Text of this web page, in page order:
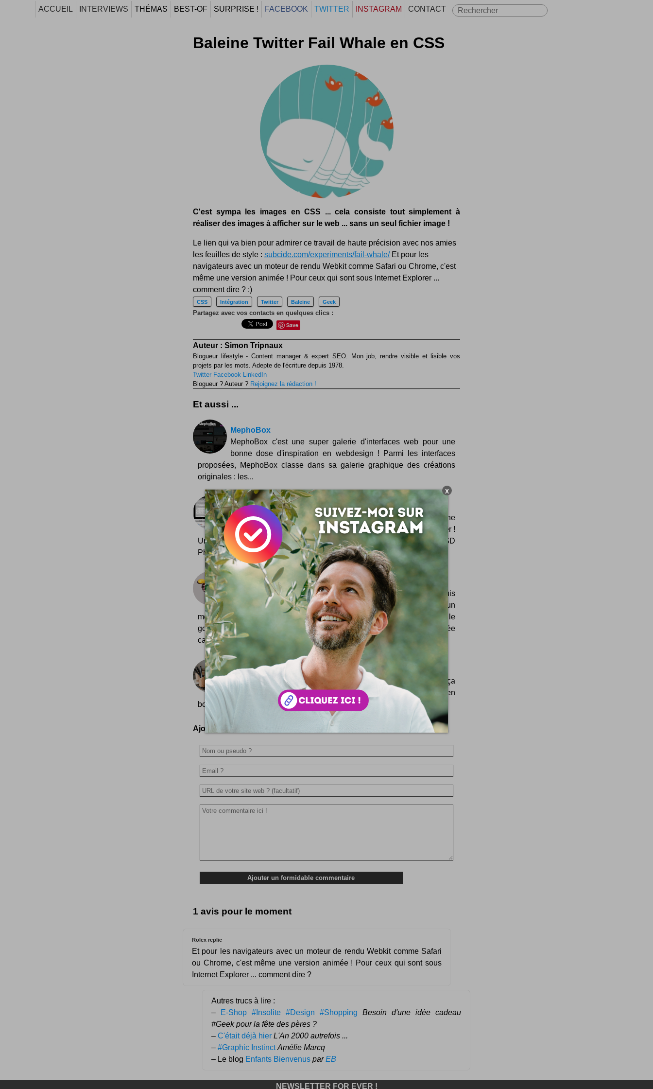
ACCUEIL INTERVIEWS THÉMAS BEST-OF SURPRISE ! FACEBOOK TWITTER INSTAGRAM CONTACT
Baleine Twitter Fail Whale en CSS
C'est sympa les images en CSS ... cela consiste tout simplement à
réaliser des images à afficher sur le web ... sans un seul fichier image !
Le lien qui va bien pour admirer ce travail de haute précision avec nos amies
les feuilles de style : subcide.com/experiments/fail-whale/Et pour les
navigateurs avec un moteur de rendu Webkit comme Safari ou Chrome, c'est
même une version animée ! Pour ceux qui sont sous Internet Explorer ...
comment dire ? :)
CSS Intégration Twitter Baleine Geek
Partagez avec vos contacts en quelques clics :
Save
Auteur : Simon Tripnaux
Blogueur lifestyle - Content manager & expert SEO. Mon job, rendre visible et lisible vos
projets par les mots. Adepte de l'écriture depuis 1978.
Twitter Facebook LinkedIn
Blogueur ? Auteur ? Rejoignez la rédaction !
Et aussi ...
MephoBox
MephoBox c'est une super galerie d'interfaces web pour une
bonne dose d'inspiration en webdesign ! Parmi les interfaces
proposées, MephoBox classe dans sa galerie graphique des créations
originales : les...
Templates pour iPad
Vous êtes développeur ou graphiste et vous allez lancer une
application pour iPad ? Ces gabarits graphiques vont vous aider !
Une petite liste de liens où télécharger des modèles aux formats PSD
Photoshop, images PNG ou PDF ...
#LoiTravail : repenser l'emploi ?
En ce moment, la France remet en question avec rage les acquis
sociaux des gens qui bossent ... ou pas ? Tour d'horizon d'un
mouvement sociétal qui vient de loin. Annonce fracassante sur Twitter, le
gouvernement balance sans ambages sa communication, jugée
catastrophiq...
Baleine en bois
Un iPhone, des crayons, un carnet ? Où allez vous ranger tout ça
? Sur votre bureau pardi, avec cette édifiante Wood Whale en
bon bois des...
Ajoutez votre avis !
1 avis pour le moment
Rolex replic
Et pour les navigateurs avec un moteur de rendu Webkit comme Safari
ou Chrome, c'est même une version animée ! Pour ceux qui sont sous
Internet Explorer ... comment dire ?
Autres trucs à lire :
–
E-Shop #Insolite #Design #Shopping
Besoin d'une idée cadeau
#Geek pour la fête des pères ?
– C'était déjà hier L'An 2000 autrefois ...
– #Graphic Instinct Amélie Marcq
– Le blog Enfants Bienvenus parEB
NEWSLETTER FOR EVER !
X